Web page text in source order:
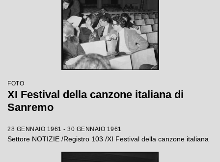
FOTO
XI Festival della canzone italiana di
Sanremo
28 GENNAIO 1961 - 30 GENNAIO 1961
Settore NOTIZIE /Registro 103 /XI Festival della canzone italiana